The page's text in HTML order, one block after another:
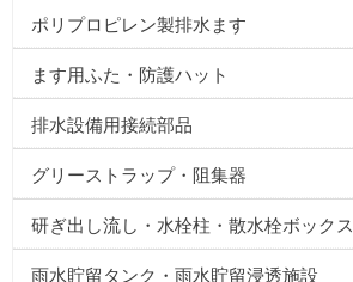
ポリプロピレン製排水ます
ます用ふた・防護ハット
排水設備用接続部品
グリーストラップ・阻集器
研ぎ出し流し・水栓柱・散水栓ボックス
雨水貯留タンク・雨水貯留浸透施設